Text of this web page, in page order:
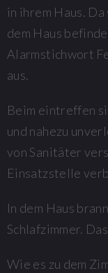
in ihrem Haus.
dem Haus
Alarmstichwort
aus.
Beim eintreffen
und nahezu
von Sanitäter
Einsatzstelle
In dem Haus
Schlafzimmer.
Wie es zu dem